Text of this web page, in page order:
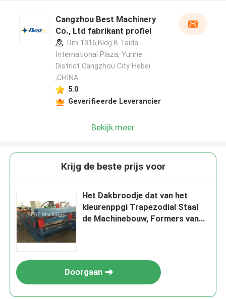
Cangzhou Best Machinery
Co., Ltd fabrikant profiel
Rm 1316,Bldg.B Taida
International Plaza, Yunhe
District Cangzhou City Hebei
,CHINA
5.0
Geverifieerde Leverancier
Bekijk meer
Krijg de beste prijs voor
Het Dakbroodje dat van het
kleurenppgi Trapezodial Staal
de Machinebouw, Formers van
Doorgaan